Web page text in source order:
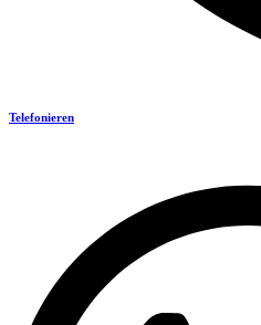
Telefonieren